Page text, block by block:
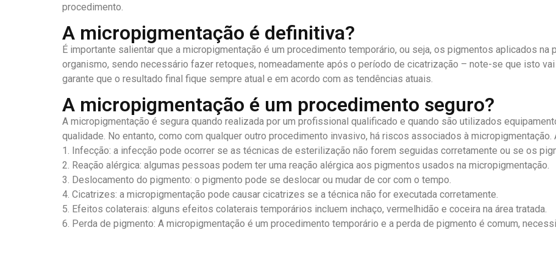
procedimento.
A micropigmentação é definitiva?
É importante salientar que a micropigmentação é um procedimento temporário, ou seja, os pigmentos aplicados
organismo, sendo necessário fazer retoques, nomeadamente após o período de cicatrização – note-se que isto
garante que o resultado final fique sempre atual e em acordo com as tendências atuais.
A micropigmentação é um procedimento seguro?
A micropigmentação é segura quando realizada por um profissional qualificado e quando são utilizados
qualidade. No entanto, como com qualquer outro procedimento invasivo, há riscos associados à
1. Infecção: a infecção pode ocorrer se as técnicas de esterilização não forem seguidas corretamente ou se os
2. Reação alérgica: algumas pessoas podem ter uma reação alérgica aos pigmentos usados ​​na micropigmentação.
3. Deslocamento do pigmento: o pigmento pode se deslocar ou mudar de cor com o tempo.
4. Cicatrizes: a micropigmentação pode causar cicatrizes se a técnica não for executada corretamente.
5. Efeitos colaterais: alguns efeitos colaterais temporários incluem inchaço, vermelhidão e coceira na área tratada.
6. Perda de pigmento: A micropigmentação é um procedimento temporário e a perda de pigmento é comum,